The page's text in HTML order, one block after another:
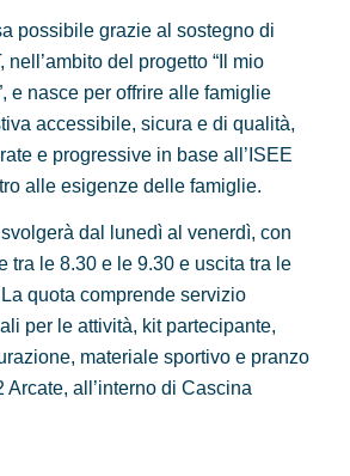
possibile grazie al sostegno di
nell’ambito del progetto “Il mio
e nasce per offrire alle famiglie
accessibile, sicura e di qualità,
e progressive in base all’ISEE
alle esigenze delle famiglie.
svolgerà dal lunedì al venerdì, con
tra le 8.30 e le 9.30 e uscita tra le
quota comprende servizio
per le attività, kit partecipante,
materiale sportivo e pranzo
Arcate, all’interno di Cascina